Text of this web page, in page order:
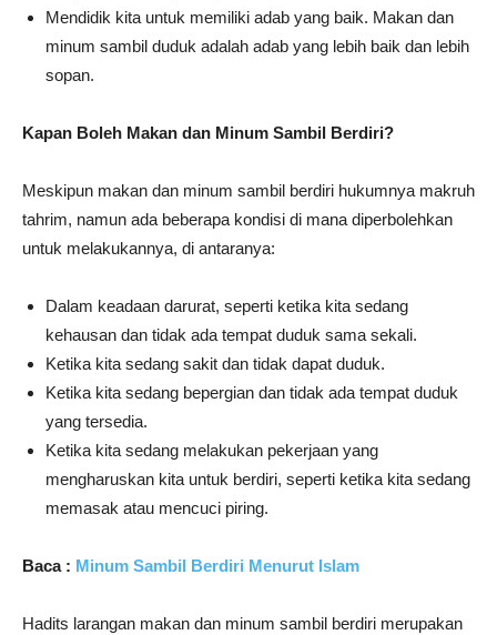
Mendidik kita untuk memiliki adab yang baik. Makan dan
minum sambil duduk adalah adab yang lebih baik dan lebih
sopan.
Kapan Boleh Makan dan Minum Sambil Berdiri?
Meskipun makan dan minum sambil berdiri hukumnya makruh
tahrim, namun ada beberapa kondisi di mana diperbolehkan
untuk melakukannya, di antaranya:
Dalam keadaan darurat, seperti ketika kita sedang
kehausan dan tidak ada tempat duduk sama sekali.
Ketika kita sedang sakit dan tidak dapat duduk.
Ketika kita sedang bepergian dan tidak ada tempat duduk
yang tersedia.
Ketika kita sedang melakukan pekerjaan yang
mengharuskan kita untuk berdiri, seperti ketika kita sedang
memasak atau mencuci piring.
Baca : Minum Sambil Berdiri Menurut Islam
Hadits larangan makan dan minum sambil berdiri merupakan